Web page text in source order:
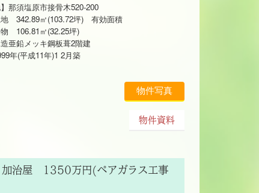
】那須塩原市接骨木520-200
㎡(103.72坪) 有効面積
㎡(32.25坪)
鉛メッキ鋼板葺2階建
(平成11年)1 2月築
物件写真
物件資料
治屋 1350万円(ペアガラス工事